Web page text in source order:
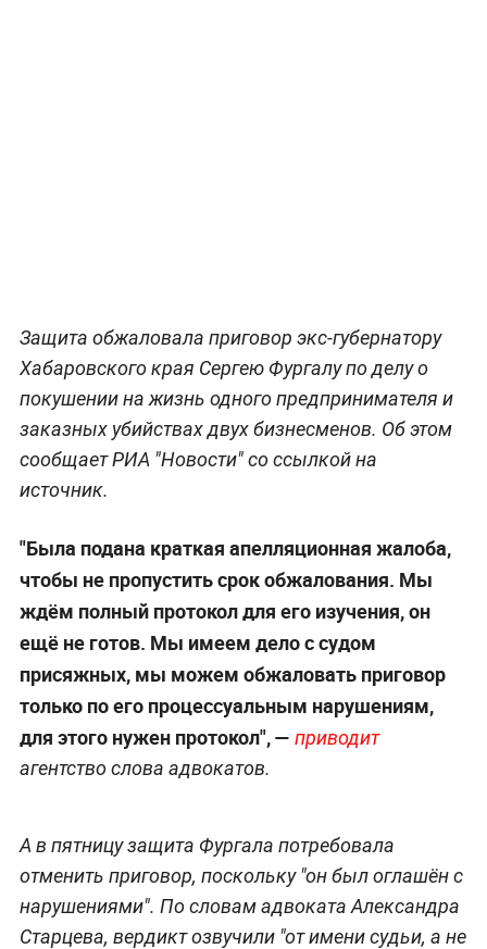
Защита обжаловала приговор экс-губернатору
Хабаровского края Сергею Фургалу по делу о
покушении на жизнь одного предпринимателя и
заказных убийствах двух бизнесменов. Об этом
сообщает РИА "Новости" со ссылкой на
источник.
"Была подана краткая апелляционная жалоба,
чтобы не пропустить срок обжалования. Мы
ждём полный протокол для его изучения, он
ещё не готов. Мы имеем дело с судом
присяжных, мы можем обжаловать приговор
только по его процессуальным нарушениям,
для этого нужен протокол", — приводит
агентство слова адвокатов.
А в пятницу защита Фургала потребовала
отменить приговор, поскольку "он был оглашён с
нарушениями". По словам адвоката Александра
Старцева, вердикт озвучили "от имени судьи, а не